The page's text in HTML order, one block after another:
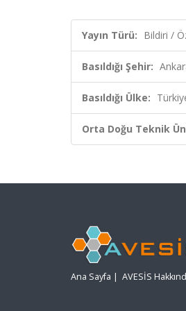
Yayın Türü: Bildiri /
Basıldığı Şehir:
Basıldığı Ülke:
Orta Doğu Teknik
Ana Sayfa | AVESİS